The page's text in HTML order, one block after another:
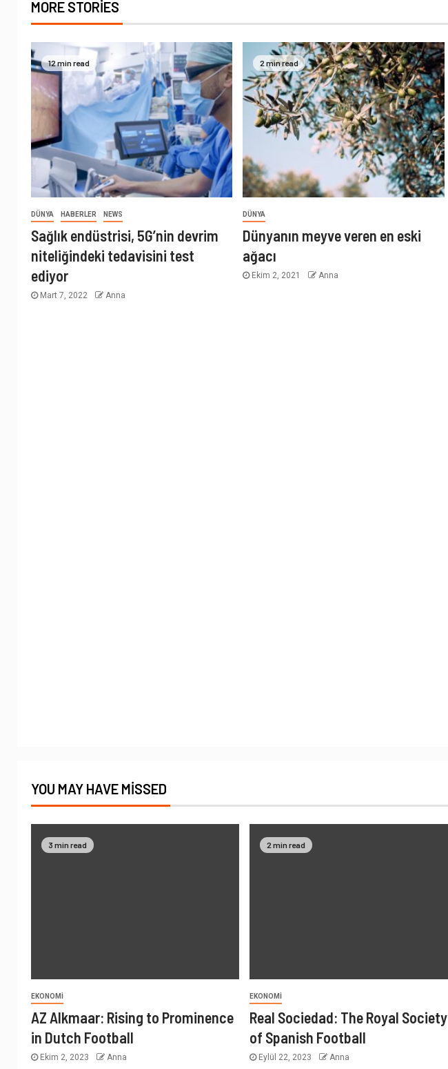
MORE STORIES
12 min read
DÜNYA HABERLER NEWS
Sağlık endüstrisi, 5G’nin devrim
niteliğindeki tedavisini test
ediyor
Mart 7, 2022 Anna
2 min read
DÜNYA
Dünyanın meyve veren en eski
ağacı
Ekim 2, 2021 Anna
YOU MAY HAVE MISSED
3 min read
EKONOMI
AZ Alkmaar: Rising to Prominence
in Dutch Football
Ekim 2, 2023 Anna
2 min read
EKONOMI
Real Sociedad: The Royal Society
of Spanish Football
Eylül 22, 2023 Anna